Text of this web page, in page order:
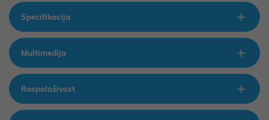
Specifikacija
Multimedija
Raspoloživost